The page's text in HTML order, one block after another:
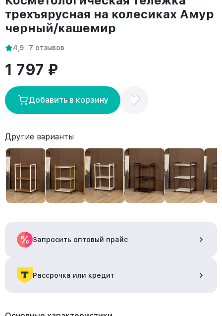
трехъярусная на колесиках Амур
черный/кашемир
4,9 7 отзывов
1 797 ₽
Добавить в корзину
Другие варианты
Запросить оптовый прайс
Рассрочка или кредит